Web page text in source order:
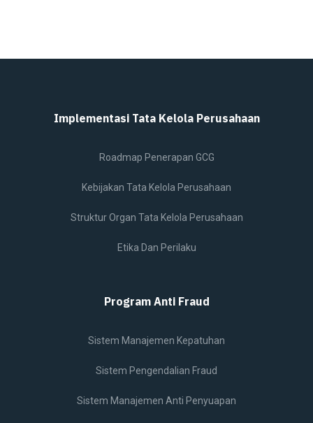
Implementasi Tata Kelola Perusahaan
Roadmap Penerapan GCG
Kebijakan Tata Kelola Perusahaan
Struktur Organ Tata Kelola Perusahaan
Etika Dan Perilaku
Program Anti Fraud
Sistem Manajemen Kepatuhan
Sistem Pengendalian Fraud
Sistem Manajemen Anti Penyuapan